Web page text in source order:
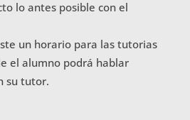
lo antes posible con el
un horario para las tutorias
el alumno podrá hablar
su tutor.